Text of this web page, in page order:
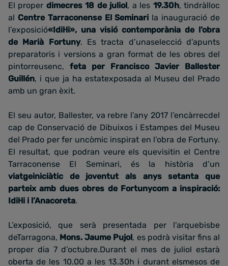
El proper dimecres 18 de juliol, a les 19.30h, tindràlloc
al Centre Tarraconense El Seminari la inauguració de
l’exposició«Idil·li», una visió contemporània de l’obra
de Marià Fortuny. Es tracta d’unaselecció d’apunts
preparatoris i versions a gran format de les obres del
pintorreusenc, feta per Francisco Javier Ballester
Guillén, i que ja ha estatexposada al Museu del Prado
amb un gran èxit.
El seu autor, Ballester, va rebre l’any 2017 l’encàrrecdel
cap de Conservació de Dibuixos i Estampes del Museu
del Prado per fer uncòmic inspirat en l’obra de Fortuny.
El resultat, que podran veure els quevisitin el Centre
Tarraconense El Seminari, és la història d’un
viatgeiniciàtic de joventut als anys setanta que
parteix amb dues obres de Fortunycom a inspiració:
Idil·li i l’Anacoreta.
L’exposició, que serà presentada per l’arquebisbe
deTarragona, Mons. Jaume Pujol, es podrà visitar fins al
proper dia 7 d’octubre.Durant el mes de juliol estarà
oberta de les 10.00 a les 13.30h i durant elsmesos de